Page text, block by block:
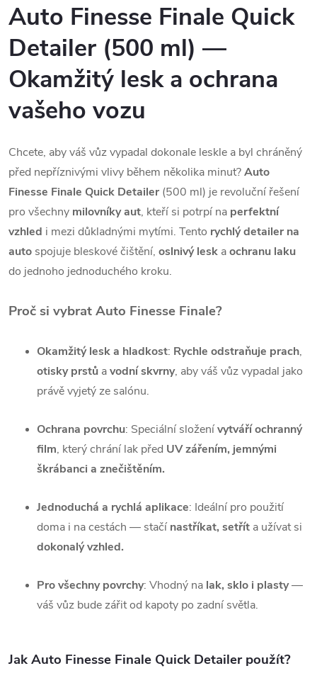
Auto Finesse Finale Quick
Detailer (500 ml) —
Okamžitý lesk a ochrana
vašeho vozu
Chcete, aby váš vůz vypadal dokonale leskle a byl chráněný
před nepříznivými vlivy během několika minut?Auto
Finesse Finale Quick Detailer (500 ml) je revoluční řešení
pro všechny milovníky aut, kteří si potrpí na perfektní
vzhled i mezi důkladnými mytími. Tento rychlý detailer na
auto spojuje bleskové čištění, oslnivý lesk aochranu laku
do jednoho jednoduchého kroku.
Proč si vybrat Auto Finesse Finale?
Okamžitý lesk a hladkost: Rychle odstraňuje prach,
otisky prstů avodní skvrny, aby váš vůz vypadal jako
právě vyjetý ze salónu.
Ochrana povrchu: Speciální složenívytváří ochranný
film, který chrání lak před UV zářením, jemnými
škrábanci a znečištěním.
Jednoduchá a rychlá aplikace: Ideální pro použití
doma i na cestách — stačí nastříkat, setřít a užívat si
dokonalý vzhled.
Pro všechny povrchy: Vhodný na lak, sklo i plasty—
váš vůz bude zářit od kapoty po zadní světla.
Jak Auto Finesse Finale Quick Detailer použít?